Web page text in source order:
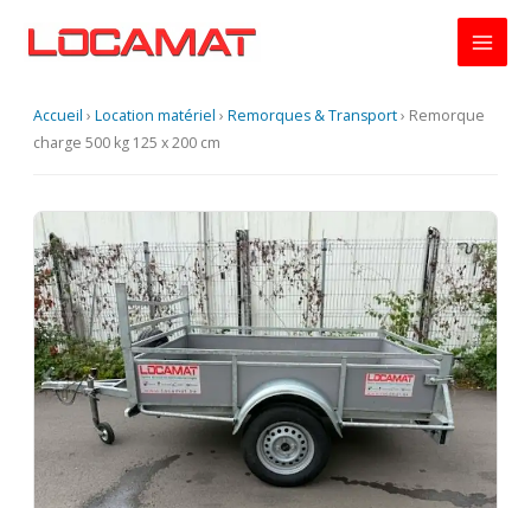
Accueil › Location matériel › Remorques & Transport› Remorque
charge 500 kg 125 x 200 cm